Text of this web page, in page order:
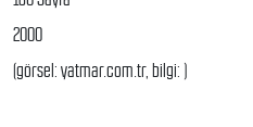
2000
(görsel: yatmar.com.tr, bilgi: )